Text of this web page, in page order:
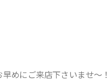
めにご来店下さいませ〜！